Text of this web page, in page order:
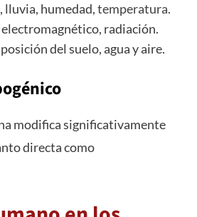
lluvia, humedad,temperatura.
radiación.
del suelo, agua y aire.
modifica significativamente
directa como